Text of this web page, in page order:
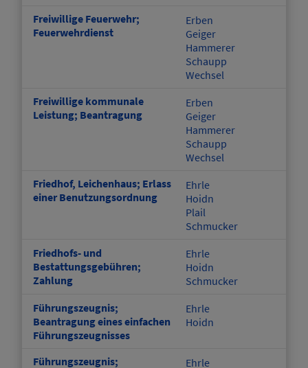
Freiwillige Feuerwehr;
Feuerwehrdienst
Erben
Geiger
Hammerer
Schaupp
Wechsel
Freiwillige kommunale
Leistung; Beantragung
Erben
Geiger
Hammerer
Schaupp
Wechsel
Friedhof, Leichenhaus; Erlass
einer Benutzungsordnung
Ehrle
Hoidn
Plail
Schmucker
Friedhofs- und
Bestattungsgebühren;
Zahlung
Ehrle
Hoidn
Schmucker
Führungszeugnis;
Beantragung eines einfachen
Führungszeugnisses
Ehrle
Hoidn
Führungszeugnis;
Ehrle